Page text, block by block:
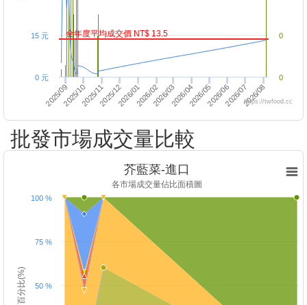
2025/092025/102025/112025/122026/012026/022026/032026/042026/052026/062026/072026/08
0 元
15 元
0
0
https://twfood.cc
全年度平均成交價 NT$ 13.5
批發市場成交量比較
百分比(%)
芥藍菜-進口
各市場成交量佔比面積圖
50 %
75 %
100 %